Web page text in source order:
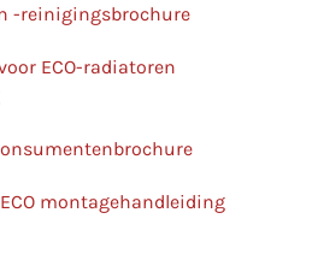
-reinigingsbrochure
ECO-radiatoren
montagehandleiding